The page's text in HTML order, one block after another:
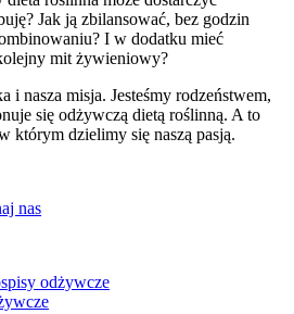
Jak ją zbilansować, bez godzin
I w dodatku mieć
mit żywieniowy?
i nasza misja. Jesteśmy rodzeństwem,
się odżywczą dietą roślinną. A to
którym dzielimy się naszą pasją.
nas
odżywcze